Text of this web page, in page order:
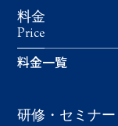
料金
Price
料金一覧
研修・セミナー